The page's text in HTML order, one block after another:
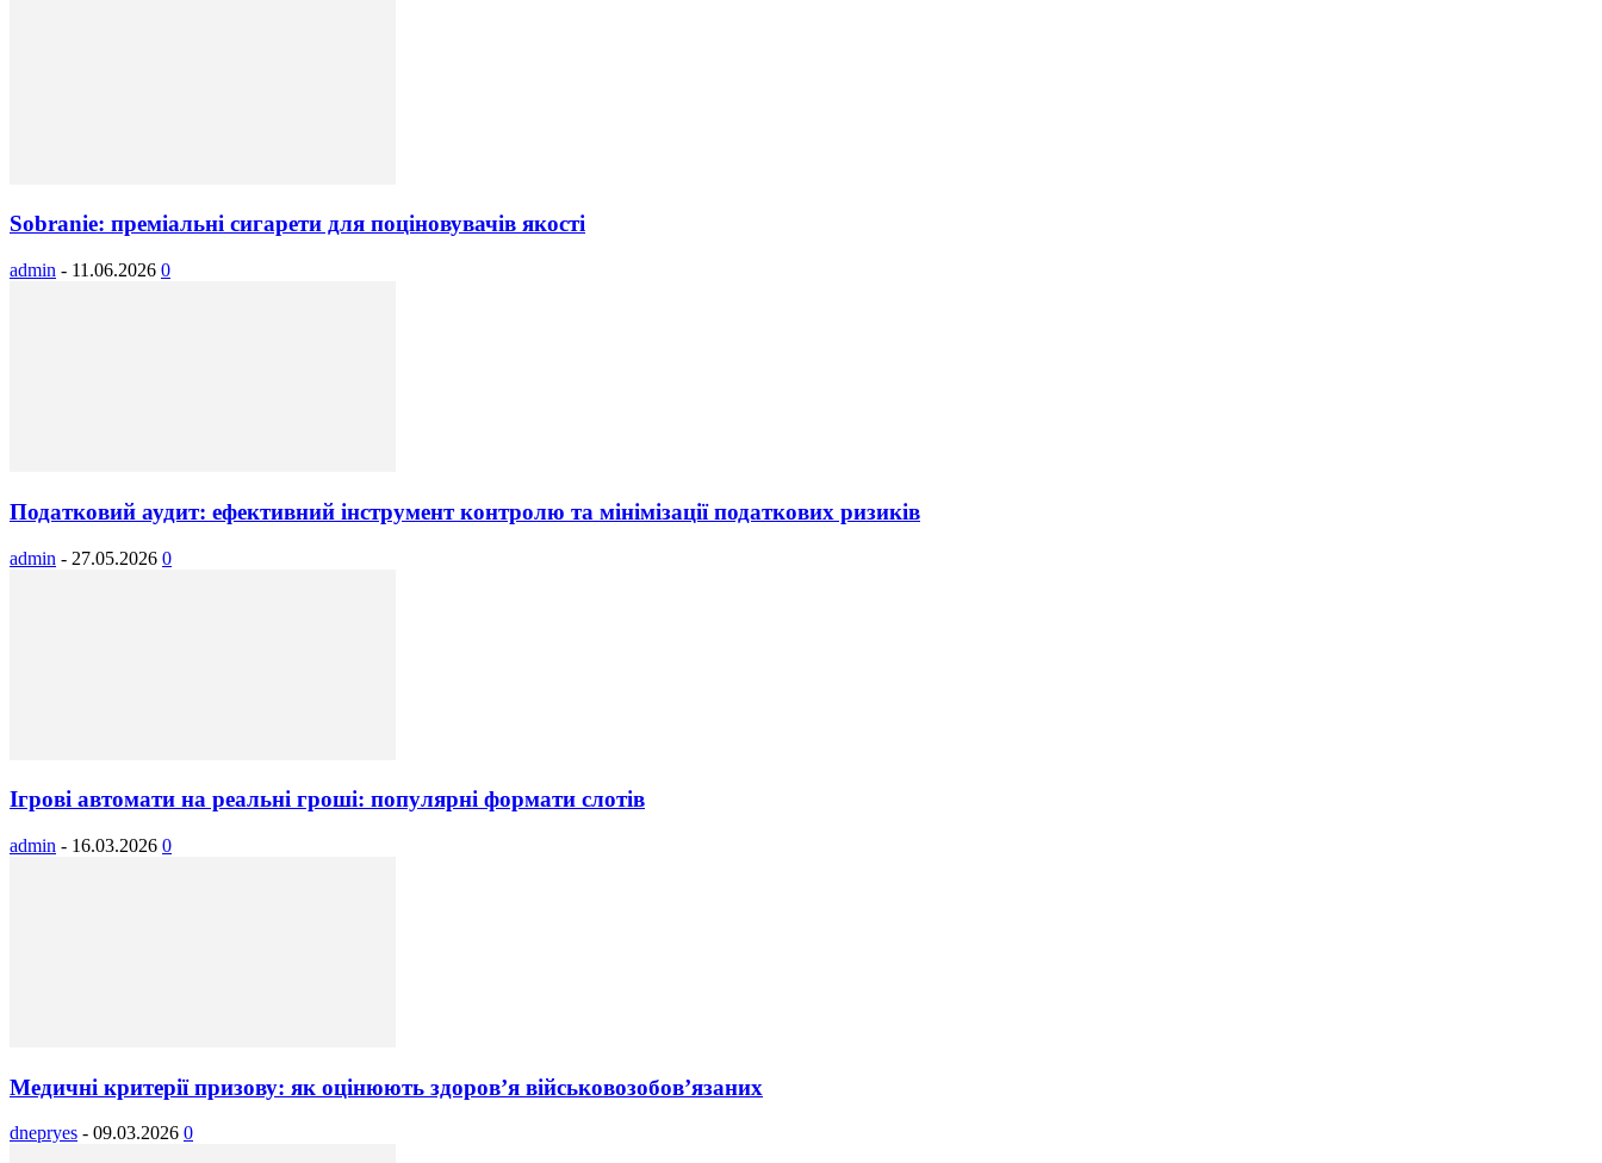
Sobranie: преміальні сигарети для поціновувачів якості
admin - 11.06.2026 0
Податковий аудит: ефективний інструмент контролю та мінімізації податкових ризиків
admin - 27.05.2026 0
Ігрові автомати на реальні гроші: популярні формати слотів
admin - 16.03.2026 0
Медичні критерії призову: як оцінюють здоров’я військовозобов’язаних
dnepryes - 09.03.2026 0